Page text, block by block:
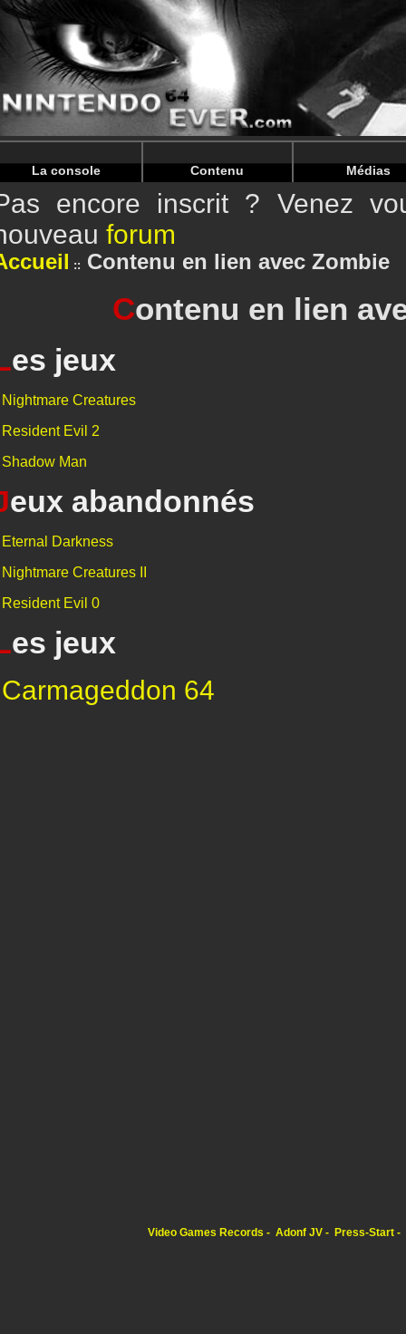
Warning: Undefined array key "HTTP_REFERER" in /
Warning: Undefined variable $currentPage in /home/
La console Contenu Médias
encore inscrit ? Venez
forum
Contenu en lien avec Zombie
Contenu en lien
es jeux
Nightmare Creatures
Resident Evil 2
Shadow Man
eux abandonnés
Eternal Darkness
Nightmare Creatures II
Resident Evil 0
es jeux
Carmageddon 64
Video Games Records Adonf JV Press-Start